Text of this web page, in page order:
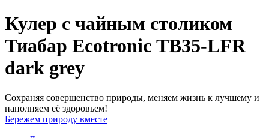
Кулер с чайным столиком
Тиабар Ecotronic ТВ35-LFR
dark grey
Сохраняя совершенство природы, меняем жизнь к лучшему и
наполняем её здоровьем!
Бережем природу вместе